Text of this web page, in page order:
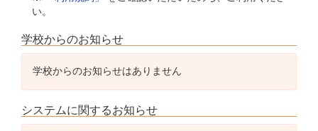
い。
学校からのお知らせ
学校からのお知らせはありません
システムに関するお知らせ